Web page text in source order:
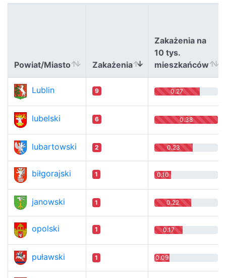
Powiat/Miasto Zakażenia
Zakażenia na
10 tys.
mieszkańców
Powiat/Miasto
Zakażenia
10 tys.
mieszkańców
Lublin 9 0.27
lubelski 6 0.38
lubartowski 2 0.23
biłgorajski 1 0.10
janowski 1 0.22
opolski 1 0.17
puławski 1 0.09